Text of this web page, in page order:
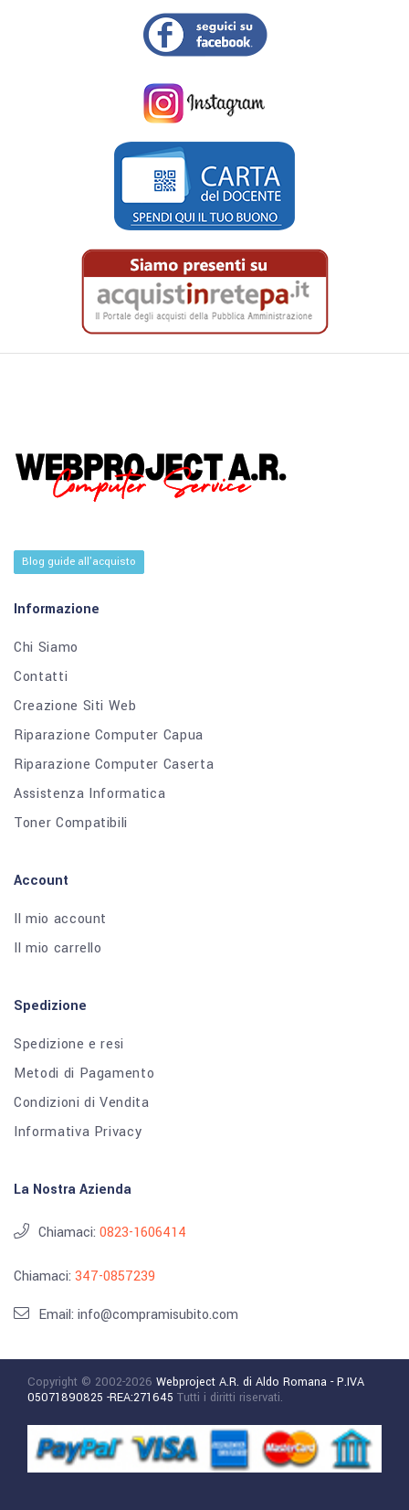
Blog guide all'acquisto
Informazione
Chi Siamo
Contatti
Creazione Siti Web
Riparazione Computer Capua
Riparazione Computer Caserta
Assistenza Informatica
Toner Compatibili
Account
Il mio account
Il mio carrello
Spedizione
Spedizione e resi
Metodi di Pagamento
Condizioni di Vendita
Informativa Privacy
La Nostra Azienda
Chiamaci: 0823-1606414
Chiamaci: 347-0857239
Email: info@compramisubito.com
Copyright © 2002-2026 Webproject A.R. di Aldo Romana - P.IVA
05071890825 -REA:271645 Tutti i diritti riservati.